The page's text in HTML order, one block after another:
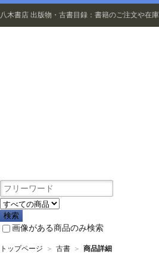
八木書店 出版物・古書目録：書籍のご注文や在
画像がある商品のみ検索
トップページ ＞ 古書 ＞ 商品詳細